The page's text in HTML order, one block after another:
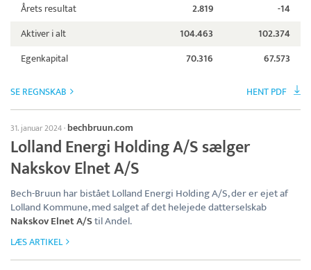
Årets resultat
2.819
-14
Aktiver i alt
104.463
102.374
Egenkapital
70.316 67.573
SE REGNSKAB HENT PDF
31. januar 2024· bechbruun.com
Lolland Energi Holding A/S sælger
Nakskov Elnet A/S
Bech-Bruun har bistået Lolland Energi Holding A/S, der er ejet af
Lolland Kommune, med salget af det helejede datterselskab
Nakskov Elnet A/Stil Andel.
LÆS ARTIKEL